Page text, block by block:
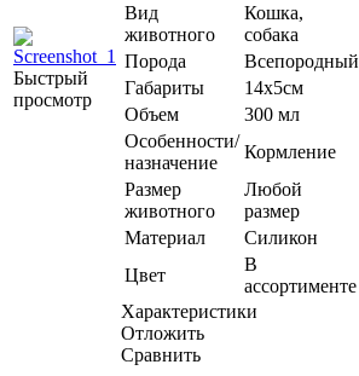
Быстрый
просмотр
Вид
животного
Кошка,
собака
Порода
Всепородный
Габариты
14х5см
Объем
300 мл
Особенности/
назначение
Кормление
Размер
животного
Любой
размер
Материал
Силикон
Цвет
В
ассортименте
Характеристики
Отложить
Сравнить